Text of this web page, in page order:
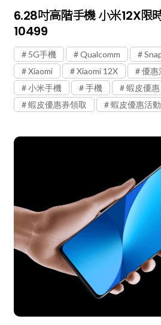
6.28吋高階手機 小米12X限
10499
5G手機 Qualcomm
Xiaomi
Xiaomi 12X 優惠
小米手機
手機 蝦皮優惠
蝦皮優惠券領取
蝦皮優惠活動